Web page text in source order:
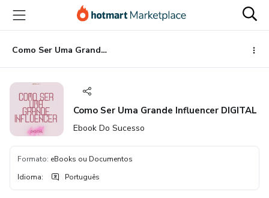
para
conteúdo
principal
para
pagamento
para
rodapé
Como Ser Uma Grande Influencer DIGITAL
Como Ser Uma Grande Influencer DIGITAL
Ebook Do Sucesso
Formato: eBooks ou Documentos
Idioma: Português